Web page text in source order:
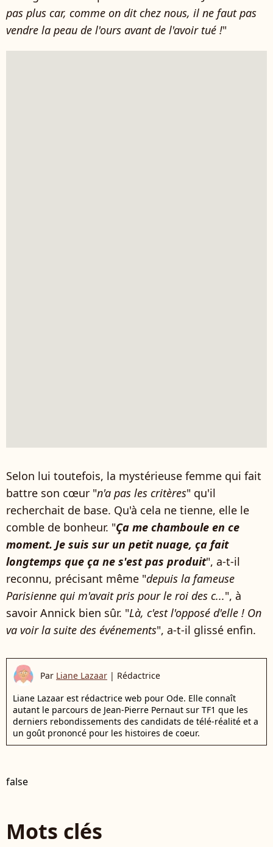
pas plus car, comme on dit chez nous, il ne faut pas
vendre la peau de l'ours avant de l'avoir tué !"
Selon lui toutefois, la mystérieuse femme qui fait
battre son cœur "n'a pas les critères" qu'il
recherchait de base. Qu'à cela ne tienne, elle le
comble de bonheur. "Ça me chamboule en ce
moment. Je suis sur un petit nuage, ça fait
longtemps que ça ne s'est pas produit", a-t-il
reconnu, précisant même "depuis la fameuse
Parisienne qui m'avait pris pour le roi des c...", à
savoir Annick bien sûr. "Là, c'est l'opposé d'elle ! On
va voir la suite des événements", a-t-il glissé enfin.
Par Liane Lazaar | Rédactrice
Liane Lazaar est rédactrice web pour Ode. Elle connaît
autant le parcours de Jean-Pierre Pernaut sur TF1 que les
derniers rebondissements des candidats de télé-réalité et a
un goût prononcé pour les histoires de coeur.
false
Mots clés